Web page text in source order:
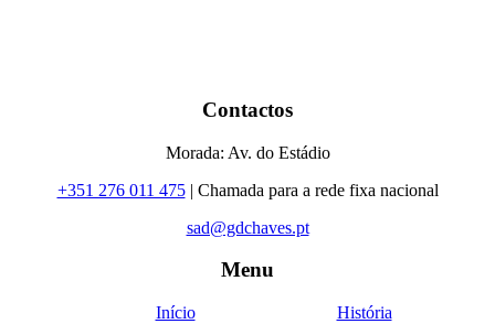
Contactos
Morada: Av. do Estádio
+351 276 011 475| Chamada para a rede fixa nacional
sad@gdchaves.pt
Menu
Início
História